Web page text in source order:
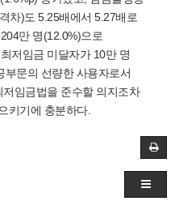
차)도 5.25배에서 5.27배로
만 명(12.0%)으로
저임금 미달자가 10만 명
부문의 선량한 사용자로서
임금법을 준수할 의지조차
키기에 충분하다.